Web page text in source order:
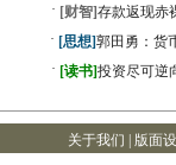
· [财智]存款返现赤
· [思想]郭田勇：货
· [读书]投资尽可逆
关于我们 版面